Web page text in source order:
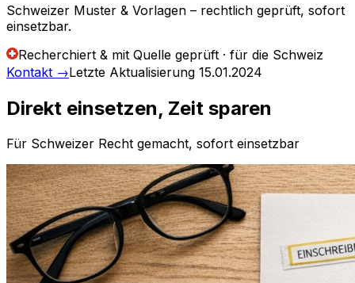
Schweizer Muster & Vorlagen – rechtlich geprüft, sofort
einsetzbar.
Recherchiert & mit Quelle geprüft · für die Schweiz
Kontakt →Letzte Aktualisierung 15.01.2024
Direkt einsetzen, Zeit sparen
Für Schweizer Recht gemacht, sofort einsetzbar